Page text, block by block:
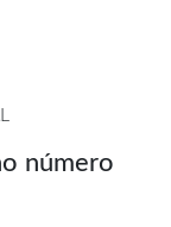
número